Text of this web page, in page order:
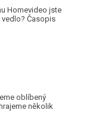
Homevideo jste
Časopis
oblíbený
několik